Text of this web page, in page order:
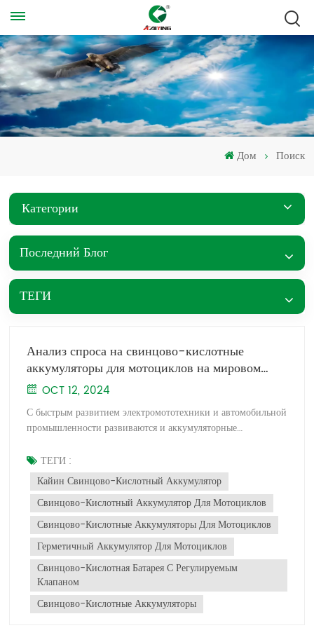
Дом Поиск
Категории
Последний Блог
ТЕГИ
Анализ спроса на свинцово-кислотные
аккумуляторы для мотоциклов на мировом
рынке в 2024 году
OCT 12, 2024
С быстрым развитием электромототехники и автомобильной
промышленности развиваются и аккумуляторные
такие как литий-ионные батареи, свинцово-кислотные
аккумуляторы для мотоциклов по-прежнему занимают
значительную позицию на мировом рынке благодаря своей
экономичности и надежности. Анализ спроса на мировом
рынке на 2024 год показывает, что объем рынка свинцово-
кислотных аккумуляторов для мотоциклов составлял
примерно 16,5 миллиардов юаней в 2023 году и, как
ожидается, достигнет 23,6 миллиардов юаней к 2030 году,
при среднегодовом темпе роста (CAGR) 5,3%. Типы
продуктов и области применения Свинцово-кислотные
аккумуляторы для мотоциклов в основном делятся на две
ТЕГИ :
Кайин Свинцово-Кислотный Аккумулятор
Свинцово-Кислотный Аккумулятор Для Мотоциклов
Свинцово-Кислотные Аккумуляторы Для Мотоциклов
Герметичный Аккумулятор Для Мотоциклов
Свинцово-Кислотная Батарея С Регулируемым
Клапаном
Свинцово-Кислотные Аккумуляторы